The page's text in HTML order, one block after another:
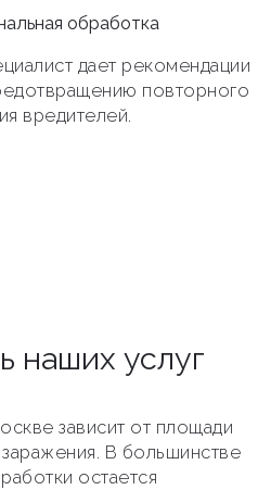
обработка
дает рекомендации
повторного
вредителей.
наших услуг
зависит от площади
В большинстве
остается